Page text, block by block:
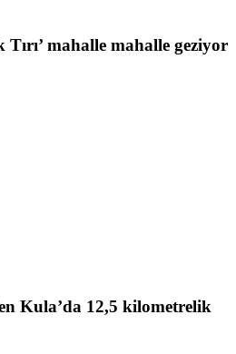
mahalle mahalle geziyor
Kula’da 12,5 kilometrelik